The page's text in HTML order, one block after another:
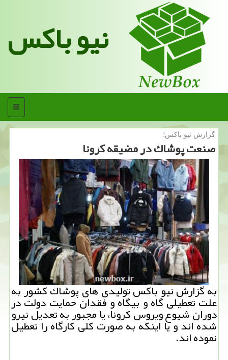
نیو باکس
منو
گزارش نیو باكس؛
صنعت پوشاك در مضیقه كرونا
به گزارش نیو باكس تولیدی های پوشاك كشور به
علت تعطیلی گاه و بیگاه و فقدان حمایت دولت در
دوران شیوع ویروس كرونا، یا مجبور به تعدیل نیرو
شده اند و یا اینكه به صورت كلی كارگاه را تعطیل
نموده اند.